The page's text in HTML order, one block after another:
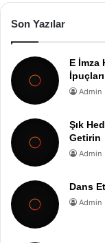
Son Yazılar
E İmza
İpuçları
Admin
Şık
Getirin
Admin
Dans
Admin